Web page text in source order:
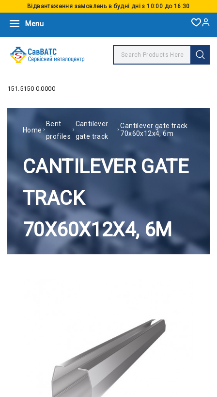
Відвантаження замовлень в будні дні з 10:00 до 16:30
Menu
151.5150 0.0000
Home
Bent
profiles
Cantilever
gate track
Cantilever gate track
70х60х12х4, 6m
CANTILEVER GATE
TRACK
70Х60Х12Х4, 6M